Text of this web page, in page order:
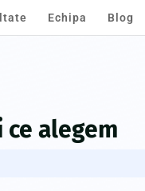
Echipa Blog
ce alegem